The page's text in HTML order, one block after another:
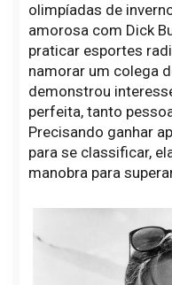
olimpíadas de
amorosa com Dick
praticar esportes
namorar um colega
demonstrou
perfeita, tanto
Precisando ganhar
para se classificar,
manobra para